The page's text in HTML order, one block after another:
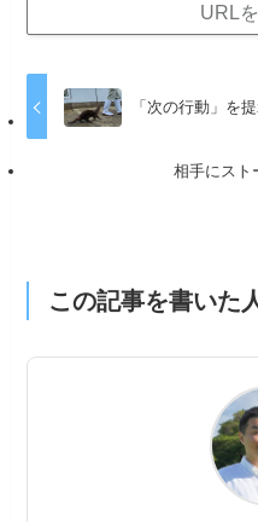
URL
「次の行動」を
相手にスト
この記事を書いた